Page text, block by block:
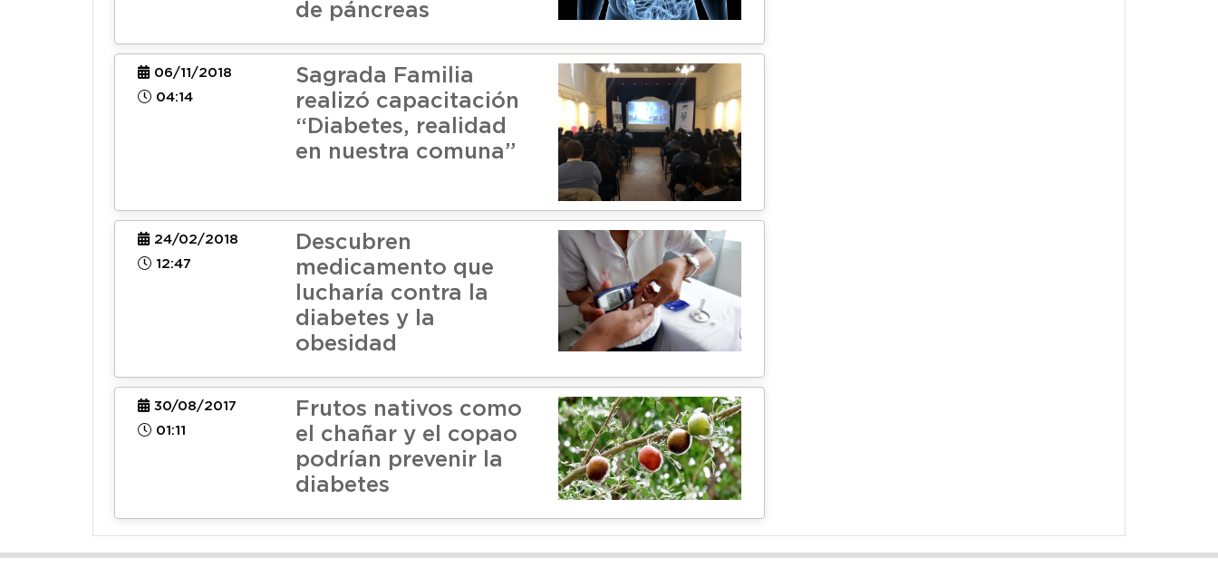
de páncreas
06/11/2018
04:14
Sagrada Familia
realizó capacitación
“Diabetes, realidad
en nuestra comuna”
24/02/2018
12:47
Descubren
medicamento que
lucharía contra la
diabetes y la
obesidad
30/08/2017
01:11
Frutos nativos como
el chañar y el copao
podrían prevenir la
diabetes